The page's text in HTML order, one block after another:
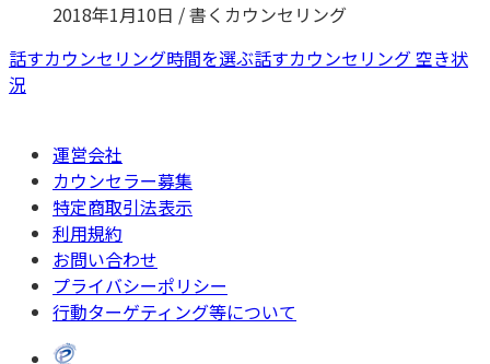
2018年1月10日 /書くカウンセリング
話すカウンセリング時間を選ぶ話すカウンセリング 空き状
況
運営会社
カウンセラー募集
特定商取引法表示
利用規約
お問い合わせ
プライバシーポリシー
行動ターゲティング等について